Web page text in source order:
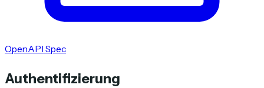
OpenAPI Spec
Authentifizierung